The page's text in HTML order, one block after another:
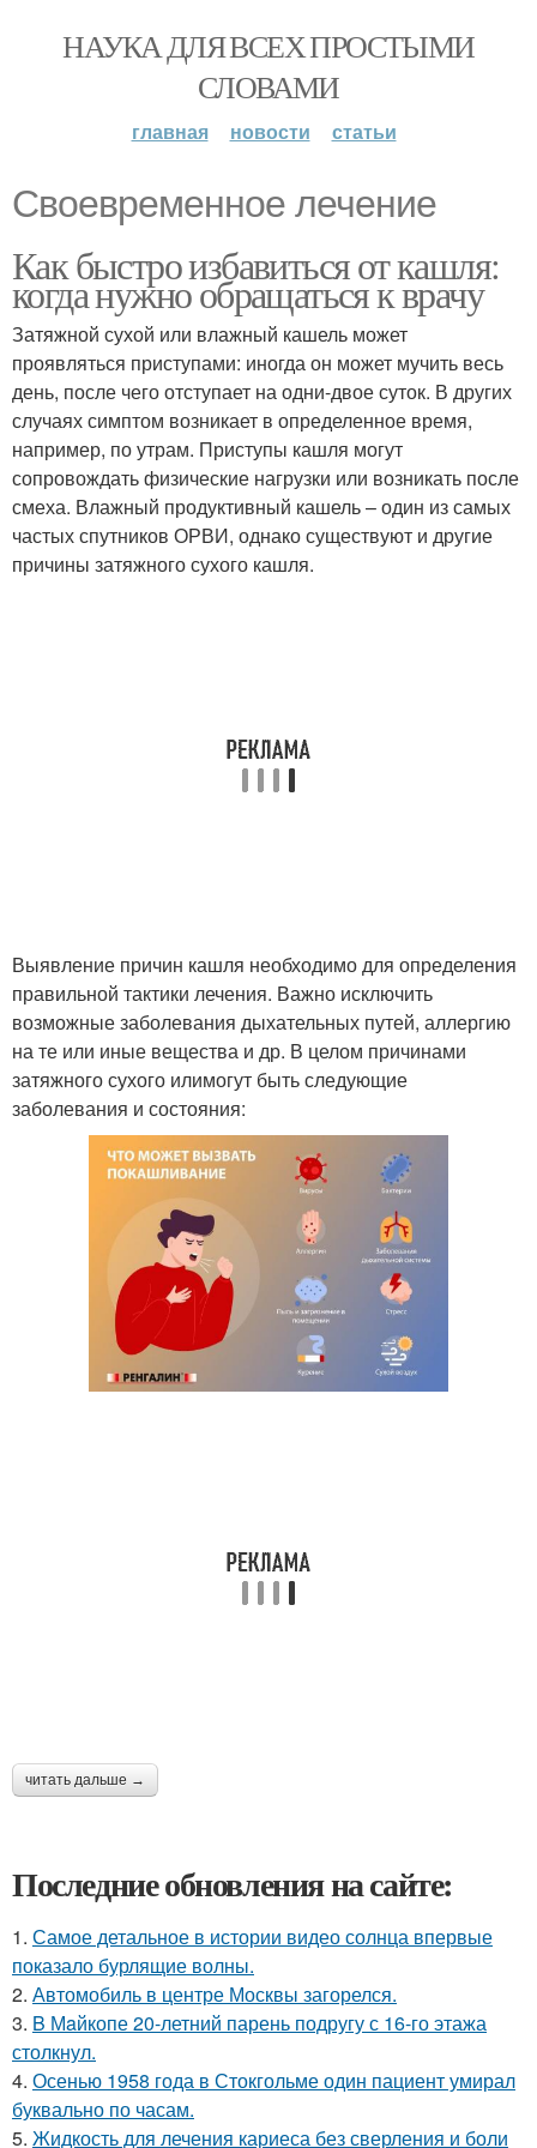
НАУКА ДЛЯ ВСЕХ ПРОСТЫМИ
СЛОВАМИ
главная новости статьи
Своевременное лечение
Как быстро избавиться от кашля:
когда нужно обращаться к врачу
Затяжной сухой или влажный кашель может
проявляться приступами: иногда он может мучить весь
день, после чего отступает на одни-двое суток. В других
случаях симптом возникает в определенное время,
например, по утрам. Приступы кашля могут
сопровождать физические нагрузки или возникать после
смеха. Влажный продуктивный кашель – один из самых
частых спутников ОРВИ, однако существуют и другие
причины затяжного сухого кашля.
Выявление причин кашля необходимо для определения
правильной тактики лечения. Важно исключить
возможные заболевания дыхательных путей, аллергию
на те или иные вещества и др. В целом причинами
затяжного сухого илимогут быть следующие
заболевания и состояния:
читать дальше →
Последние обновления на сайте:
1. Самое детальное в истории видео солнца впервые
показало бурлящие волны.
2. Автомобиль в центре Москвы загорелся.
3. B Мaйкопе 20-летний парень подругу с 16-го этажа
столкнул.
4. Осенью 1958 года в Стокгольме один пациент умирал
буквально по часам.
5. Жидкость для лечения кариеса без сверления и боли